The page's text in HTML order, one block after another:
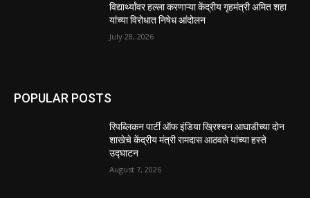
विद्यार्थ्यांवर हल्ला करणाऱ्या केंद्रीय गृहमंत्री अमित शहा
यांच्या विरोधात निषेध आंदोलन
July 28, 2026
POPULAR POSTS
रिपब्लिकन पार्टी ऑफ इंडिया ख्रिश्चन आघाडीच्या दोन
शाखेचे केंद्रीय मंत्री रामदास आठवले यांच्या हस्ते
उद्घाटन
August 7, 2026